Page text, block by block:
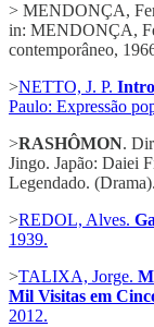
> MENDONÇA,
in: MENDONÇA,
contemporâneo,
>NETTO, J. P.
Paulo: Expressão
>RASHÔMON.
Jingo. Japão: Daiei
Legendado. (Drama).
>REDOL, Alves.
1939.
>TALIXA, Jorge.
Mil Visitas em
2012.